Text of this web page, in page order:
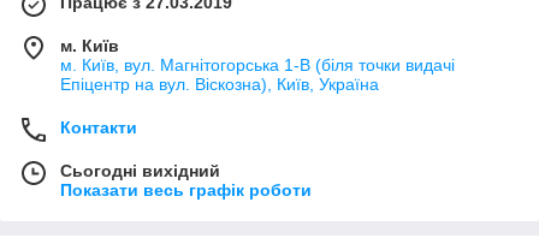
м. Київ
м. Київ, вул. Магнітогорська 1-В (біля точки видачі
Епіцентр на вул. Віскозна), Київ, Україна
Контакти
Сьогодні вихідний
Показати весь графік роботи